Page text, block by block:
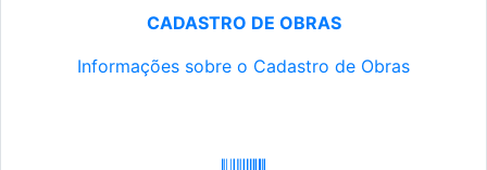
CADASTRO DE OBRAS
Informações sobre o Cadastro de Obras